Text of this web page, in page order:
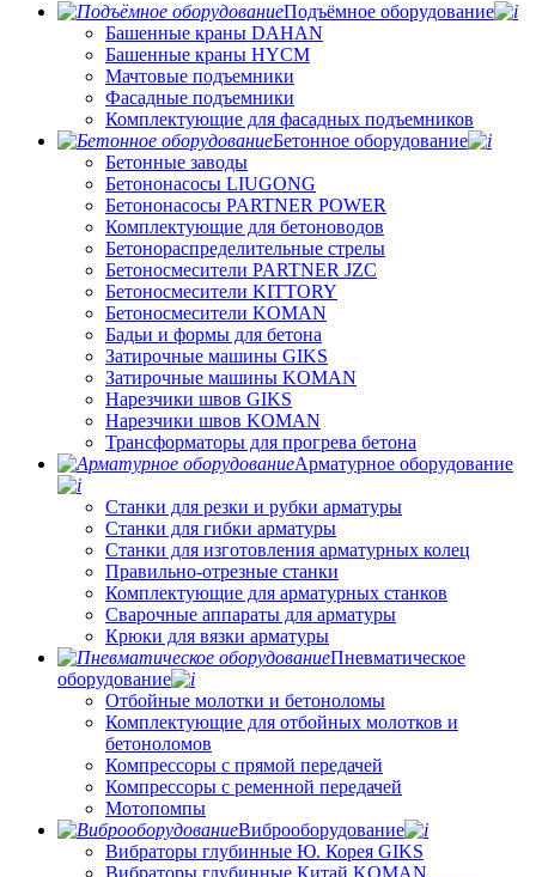
Подъёмное оборудование
Башенные краны DAHAN
Башенные краны HYCM
Мачтовые подъемники
Фасадные подъемники
Комплектующие для фасадных подъемников
Бетонное оборудование
Бетонные заводы
Бетононасосы LIUGONG
Бетононасосы PARTNER POWER
Комплектующие для бетоноводов
Бетонораспределительные стрелы
Бетоносмесители PARTNER JZC
Бетоносмесители KITTORY
Бетоносмесители KOMAN
Бадьи и формы для бетона
Затирочные машины GIKS
Затирочные машины KOMAN
Нарезчики швов GIKS
Нарезчики швов KOMAN
Трансформаторы для прогрева бетона
Арматурное оборудование
Станки для резки и рубки арматуры
Станки для гибки арматуры
Станки для изготовления арматурных колец
Правильно-отрезные станки
Комплектующие для арматурных станков
Сварочные аппараты для арматуры
Крюки для вязки арматуры
Пневматическое
оборудование
Отбойные молотки и бетоноломы
Комплектующие для отбойных молотков и
бетоноломов
Компрессоры с прямой передачей
Компрессоры с ременной передачей
Мотопомпы
Виброоборудование
Вибраторы глубинные Ю. Корея GIKS
Вибраторы глубинные Китай KOMAN